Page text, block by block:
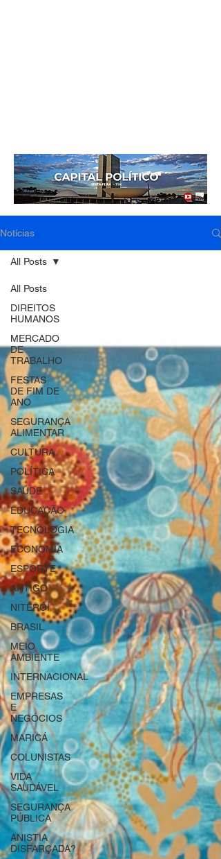
Notícias
All Posts
DIREITOS
HUMANOS
MERCADO
DE
TRABALHO
FESTAS
DE FIM DE
ANO
SEGURANÇA
ALIMENTAR
CULTURA
POLÍTICA
SAÚDE
EDUCAÇÃO
TECNOLOGIA
ECONOMIA
ESPORTE
ARTIGO
NITERÓI
BRASIL
MEIO
AMBIENTE
INTERNACIONAL
EMPRESAS
E
NEGÓCIOS
MARICÁ
COLUNISTAS
VIDA
SAUDÁVEL
SEGURANÇA
PÚBLICA
ANISTIA
DISFARÇADA?
All Posts